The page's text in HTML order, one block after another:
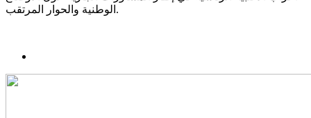
الوطنية والحوار المرتقب.